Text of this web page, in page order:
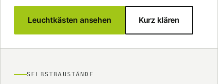
Leuchtkästen ansehen Kurz klären
SELBSTBAUSTÄNDE